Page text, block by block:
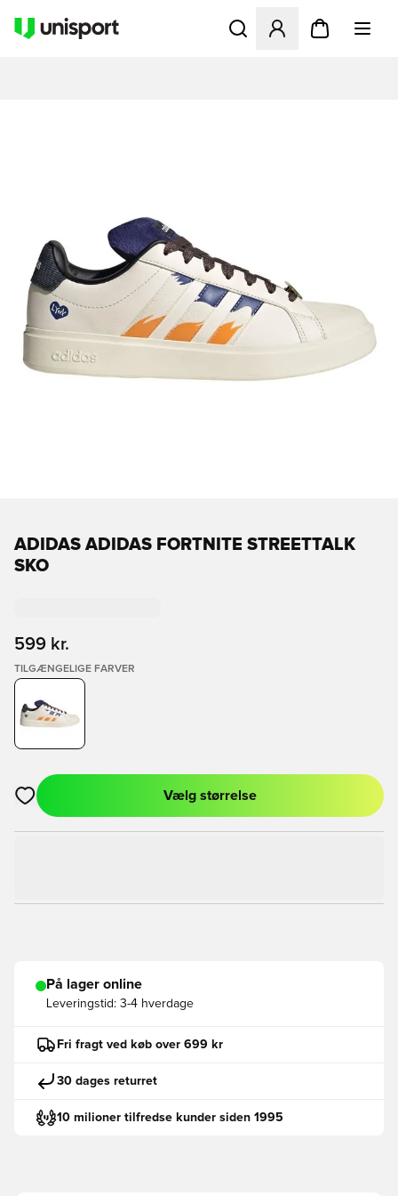
Åbner en Modal til at
ADIDAS ADIDAS FORTNITE STREETTALK
SKO
599 kr.
TILGÆNGELIGE FARVER
Åbner en Modal til at logge ind eller tilmelde dig som medlem
Vælg størrelse
På lager online
Leveringstid: 3-4 hverdage
Fri fragt ved køb over 699 kr
30 dages returret
10 milioner tilfredse kunder siden 1995